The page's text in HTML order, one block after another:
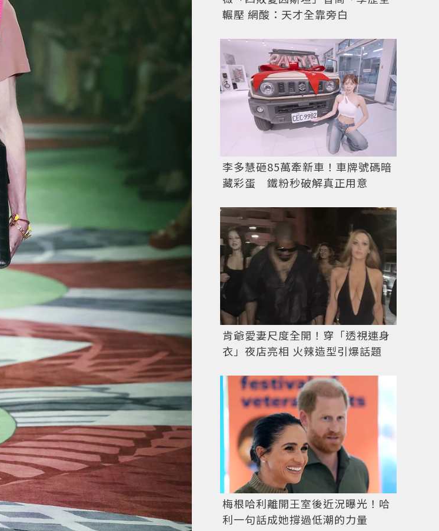
輾壓 網酸：天才全靠旁白
李多慧砸85萬牽新車！車牌號碼暗
藏彩蛋 鐵粉秒破解真正用意
肯爺愛妻尺度全開！穿「透視連身
衣」夜店亮相 火辣造型引爆話題
梅根哈利離開王室後近況曝光！哈
利一句話成她撐過低潮的力量